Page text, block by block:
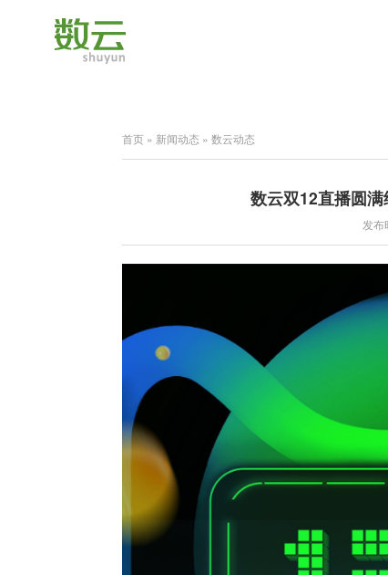
首页 » 新闻动态 »数云动态
数云双12直播圆
发